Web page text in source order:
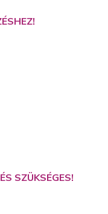
SZÜKSÉGES!